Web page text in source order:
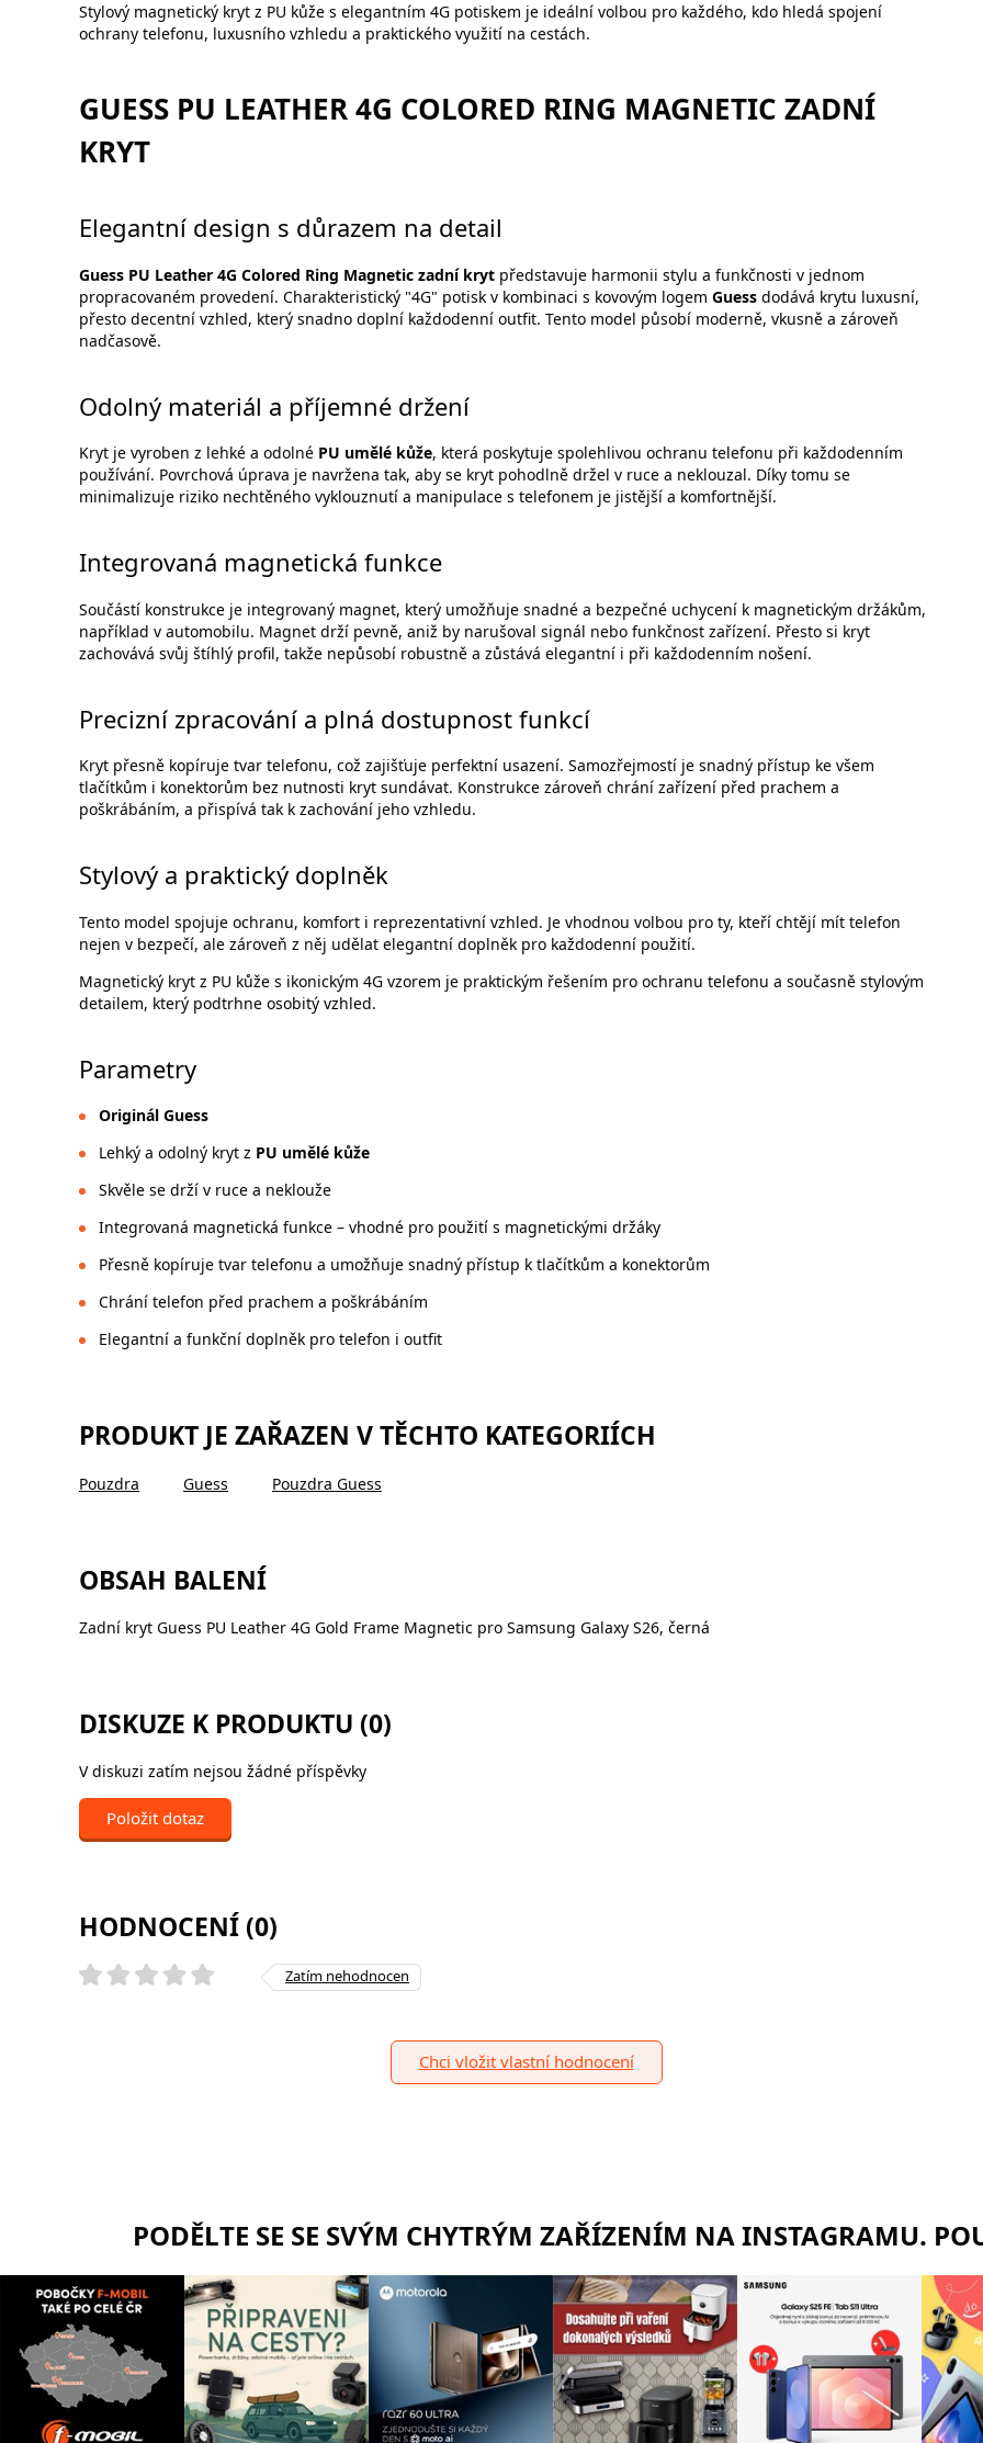
Stylový magnetický kryt z PU kůže s elegantním 4G potiskem je ideální volbou pro každého, kdo hledá spojení
ochrany telefonu, luxusního vzhledu a praktického využití na cestách.
GUESS PU LEATHER 4G COLORED RING MAGNETIC ZADNÍ
KRYT
Elegantní design s důrazem na detail
Guess PU Leather 4G Colored Ring Magnetic zadní kryt představuje harmonii stylu a funkčnosti v jednom
propracovaném provedení. Charakteristický "4G" potisk v kombinaci s kovovým logem Guess dodává krytu luxusní,
přesto decentní vzhled, který snadno doplní každodenní outfit. Tento model působí moderně, vkusně a zároveň
nadčasově.
Odolný materiál a příjemné držení
Kryt je vyroben z lehké a odolné PU umělé kůže, která poskytuje spolehlivou ochranu telefonu při každodenním
používání. Povrchová úprava je navržena tak, aby se kryt pohodlně držel v ruce a neklouzal. Díky tomu se
minimalizuje riziko nechtěného vyklouznutí a manipulace s telefonem je jistější a komfortnější.
Integrovaná magnetická funkce
Součástí konstrukce je integrovaný magnet, který umožňuje snadné a bezpečné uchycení k magnetickým držákům,
například v automobilu. Magnet drží pevně, aniž by narušoval signál nebo funkčnost zařízení. Přesto si kryt
zachovává svůj štíhlý profil, takže nepůsobí robustně a zůstává elegantní i při každodenním nošení.
Precizní zpracování a plná dostupnost funkcí
Kryt přesně kopíruje tvar telefonu, což zajišťuje perfektní usazení. Samozřejmostí je snadný přístup ke všem
tlačítkům i konektorům bez nutnosti kryt sundávat. Konstrukce zároveň chrání zařízení před prachem a
poškrábáním, a přispívá tak k zachování jeho vzhledu.
Stylový a praktický doplněk
Tento model spojuje ochranu, komfort i reprezentativní vzhled. Je vhodnou volbou pro ty, kteří chtějí mít telefon
nejen v bezpečí, ale zároveň z něj udělat elegantní doplněk pro každodenní použití.
Magnetický kryt z PU kůže s ikonickým 4G vzorem je praktickým řešením pro ochranu telefonu a současně stylovým
detailem, který podtrhne osobitý vzhled.
Parametry
Originál Guess
Lehký a odolný kryt z PU umělé kůže
Skvěle se drží v ruce a neklouže
Integrovaná magnetická funkce – vhodné pro použití s magnetickými držáky
Přesně kopíruje tvar telefonu a umožňuje snadný přístup k tlačítkům a konektorům
Chrání telefon před prachem a poškrábáním
Elegantní a funkční doplněk pro telefon i outfit
PRODUKT JE ZAŘAZEN V TĚCHTO KATEGORIÍCH
Pouzdra Guess Pouzdra Guess
OBSAH BALENÍ
Zadní kryt Guess PU Leather 4G Gold Frame Magnetic pro Samsung Galaxy S26, černá
DISKUZE K PRODUKTU (0)
V diskuzi zatím nejsou žádné příspěvky
Položit dotaz
HODNOCENÍ (0)
Zatím nehodnocen
Chci vložit vlastní hodnocení
PODĚLTE SE SE SVÝM CHYTRÝM ZAŘÍZENÍM NA INSTAGRAMU.